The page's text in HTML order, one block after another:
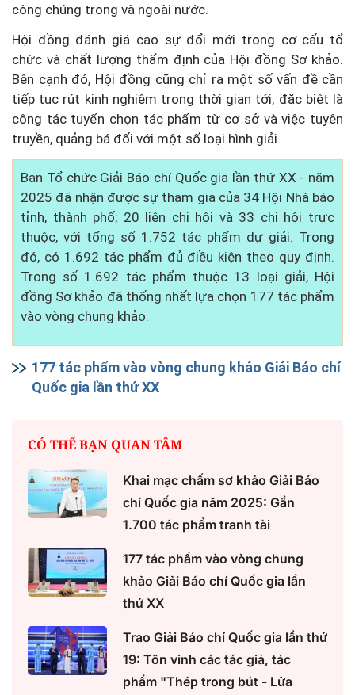
công chúng trong và ngoài nước.
Hội đồng đánh giá cao sự đổi mới trong cơ cấu tổ
chức và chất lượng thẩm định của Hội đồng Sơ khảo.
Bên cạnh đó, Hội đồng cũng chỉ ra một số vấn đề cần
tiếp tục rút kinh nghiệm trong thời gian tới, đặc biệt là
công tác tuyển chọn tác phẩm từ cơ sở và việc tuyên
truyền, quảng bá đối với một số loại hình giải.
Ban Tổ chức Giải Báo chí Quốc gia lần thứ XX - năm
2025 đã nhận được sự tham gia của 34 Hội Nhà báo
tỉnh, thành phố; 20 liên chi hội và 33 chi hội trực
thuộc, với tổng số 1.752 tác phẩm dự giải. Trong
đó, có 1.692 tác phẩm đủ điều kiện theo quy định.
Trong số 1.692 tác phẩm thuộc 13 loại giải, Hội
đồng Sơ khảo đã thống nhất lựa chọn 177 tác phẩm
vào vòng chung khảo.
177 tác phẩm vào vòng chung khảo Giải Báo chí
Quốc gia lần thứ XX
CÓ THỂ BẠN QUAN TÂM
Khai mạc chấm sơ khảo Giải Báo
chí Quốc gia năm 2025: Gần
1.700 tác phẩm tranh tài
177 tác phẩm vào vòng chung
khảo Giải Báo chí Quốc gia lần
thứ XX
Trao Giải Báo chí Quốc gia lần thứ
19: Tôn vinh các tác giả, tác
phẩm "Thép trong bút - Lửa